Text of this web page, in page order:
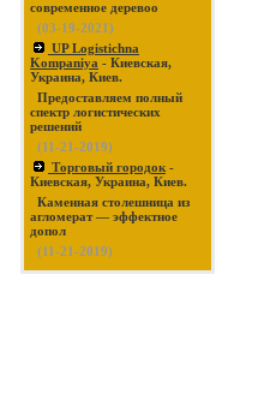
современное деревоо
(03-19-2021)
UP Logistichna
Kompaniya - Киевская,
Украина, Киев.
Предоставляем полный
спектр логистических
решений
(11-21-2019)
Торговый городок -
Киевская, Украина, Киев.
Каменная столешница из
агломерат — эффектное
допол
(11-21-2019)